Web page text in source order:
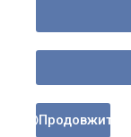
Продовжити